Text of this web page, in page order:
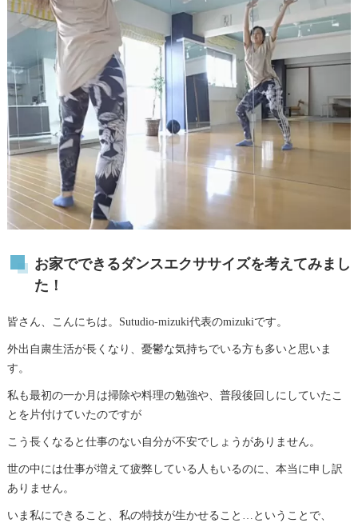
お家でできるダンスエクササイズを考えてみまし
た！
皆さん、こんにちは。Sutudio-mizuki代表のmizukiです。
外出自粛生活が長くなり、憂鬱な気持ちでいる方も多いと思いま
す。
私も最初の一か月は掃除や料理の勉強や、普段後回しにしていたこ
とを片付けていたのですが
こう長くなると仕事のない自分が不安でしょうがありません。
世の中には仕事が増えて疲弊している人もいるのに、本当に申し訳
ありません。
いま私にできること、私の特技が生かせること…ということで、